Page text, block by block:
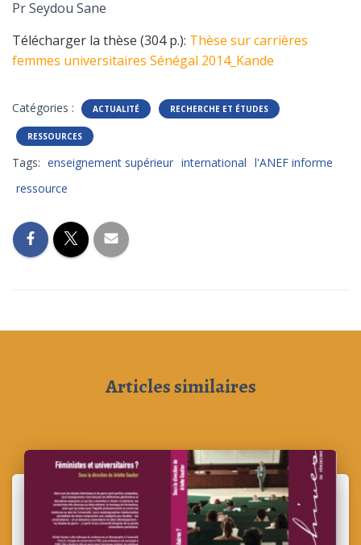
Pr Seydou Sane
Télécharger la thèse (304 p.): Thèse sur carrières
femmes universitaires Sénégal 2014_Kande
Catégories : ACTUALITÉ RECHERCHE ET ÉTUDES
RESSOURCES
Tags: enseignement supérieur international l'ANEF informe
ressource
Articles similaires